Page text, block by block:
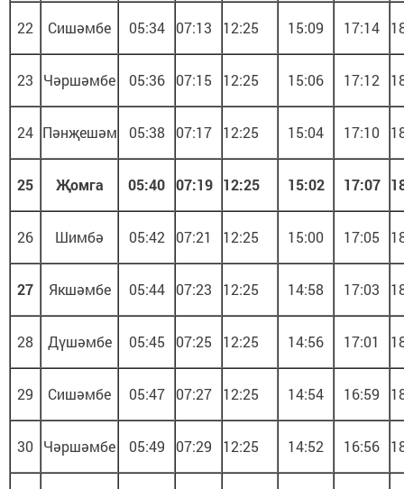
22 Сишәмбе 05:34 07:13 12:25 15:09 17:14
23 Чәршәмбе 05:36 07:15 12:25 15:06 17:12
24 Пәнҗешәм 05:38 07:17 12:25 15:04 17:10
25 Җомга 05:40 07:19 12:25 15:02 17:07
26 Шимбә 05:42 07:21 12:25 15:00 17:05
27 Якшәмбе 05:44 07:23 12:25 14:58 17:03
28 Дүшәмбе 05:45 07:25 12:25 14:56 17:01
29 Сишәмбе 05:47 07:27 12:25 14:54 16:59
30 Чәршәмбе 05:49 07:29 12:25 14:52 16:56